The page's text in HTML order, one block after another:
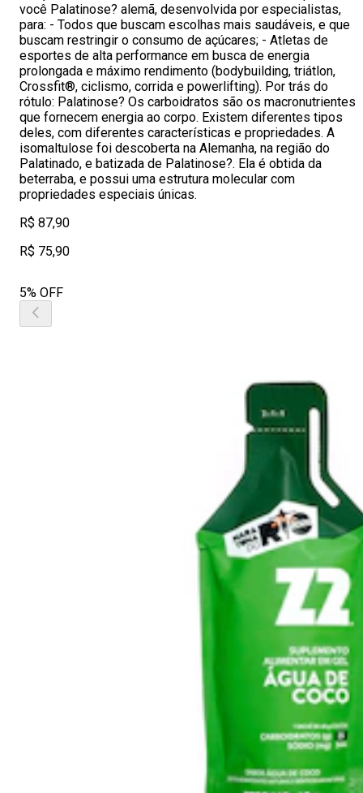
você Palatinose? alemã, desenvolvida por especialistas,
para: - Todos que buscam escolhas mais saudáveis, e que
buscam restringir o consumo de açúcares; - Atletas de
esportes de alta performance em busca de energia
prolongada e máximo rendimento (bodybuilding, triátlon,
Crossfit®, ciclismo, corrida e powerlifting). Por trás do
rótulo: Palatinose? Os carboidratos são os macronutrientes
que fornecem energia ao corpo. Existem diferentes tipos
deles, com diferentes características e propriedades. A
isomaltulose foi descoberta na Alemanha, na região do
Palatinado, e batizada de Palatinose?. Ela é obtida da
beterraba, e possui uma estrutura molecular com
propriedades especiais únicas.
R$ 87,90
R$ 75,90
5% OFF